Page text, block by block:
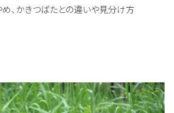
、かきつばたとの違いや見分け方